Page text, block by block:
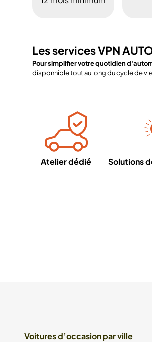
Les services VPN
Pour simplifier votre quotidien
disponnible tout au long du cycle de
Atelier dédié Solutions
Voitures d’occasion par ville